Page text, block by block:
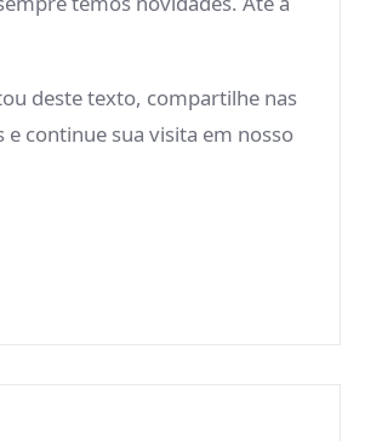
deste texto, compartilhe nas
e continue sua visita em nosso